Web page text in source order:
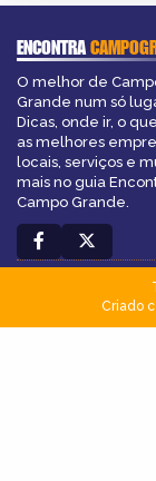
ENCONTRA
O melhor de
Grande num só
Dicas, onde ir, o
as melhores
locais, serviços e
mais no guia
Campo Grande.
Criado